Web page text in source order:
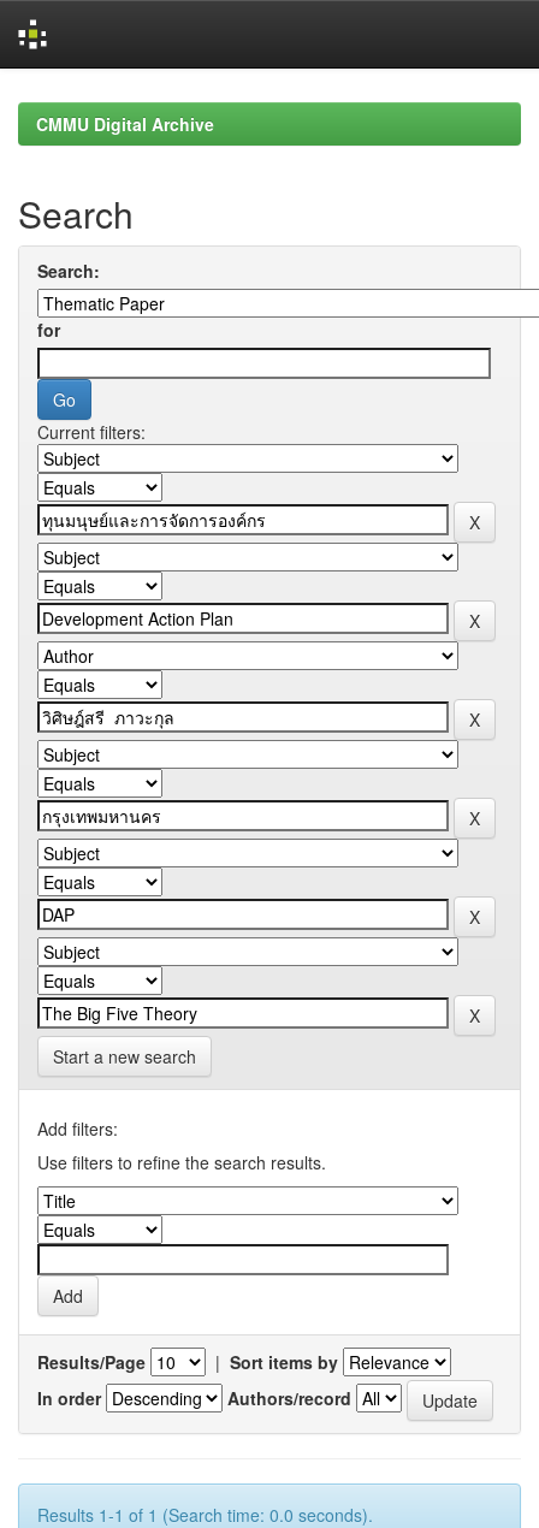
navigationCMMU Digital Archive
Search
Search:
for
Current filters:
Start a new search
Add filters:
Use filters to refine the search results.
Results/Page | Sort items by
In order
Authors/record
Results 1-1 of 1 (Search time: 0.0 seconds).